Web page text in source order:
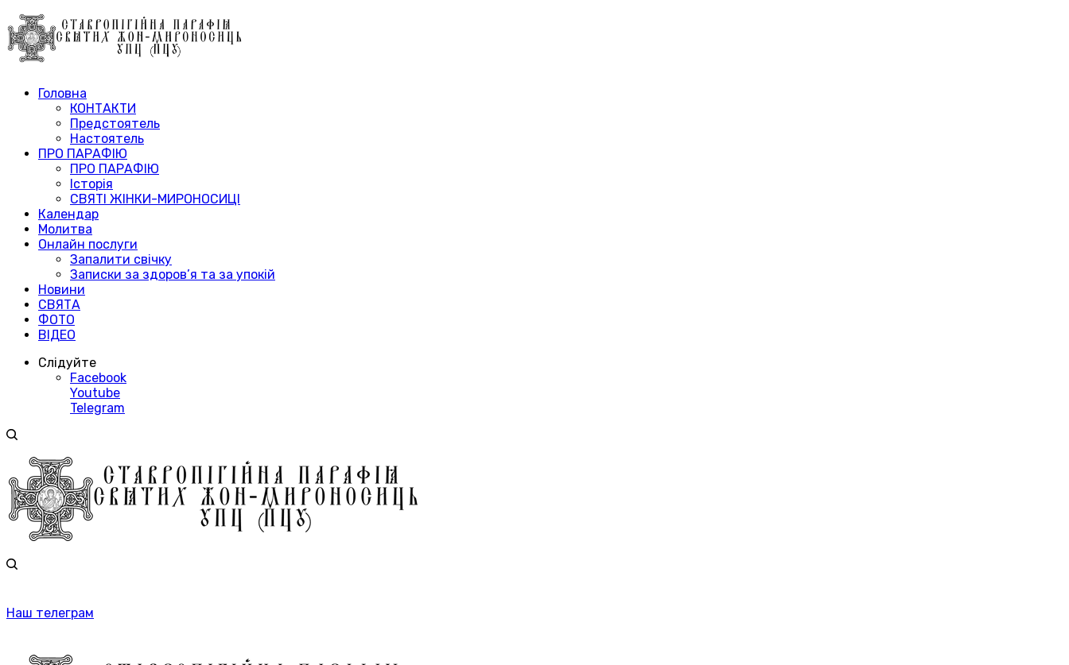
Головна
КОНТАКТИ
Предстоятель
Настоятель
ПРО ПАРАФІЮ
ПРО ПАРАФІЮ
Історія
СВЯТІ ЖІНКИ-МИРОНОСИЦІ
Календар
Молитва
Онлайн послуги
Запалити свічку
Записки за здоров’я та за упокій
Новини
СВЯТА
ФОТО
ВІДЕО
Слідуйте
Facebook
Youtube
Telegram
Наш телеграм